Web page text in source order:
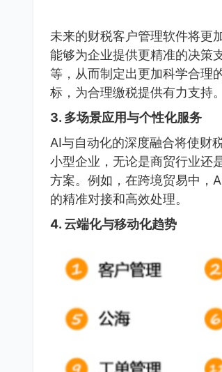
未来的财税客户管理软件将更
能够为企业提供更精准的决策
等，从而制定出更加科学合理
标，为合理缴税提供有力支持。
3. 多场景应用与个性化服务
AI与自动化的深度融合将使财
小型企业，无论是商贸行业还
方案。例如，在跨境贸易中，
的精准对接和高效处理。
4. 云端化与移动化趋势